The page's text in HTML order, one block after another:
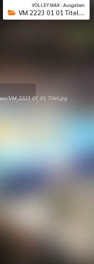
VOLLEY MAX · Ausgaben
VM 2223 01 01 Titel....
VM_2223_01_01_Titel.jpg